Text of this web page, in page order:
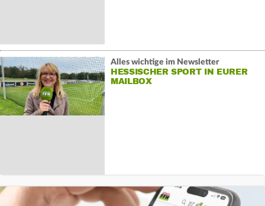
Alles wichtige im Newsletter
HESSISCHER SPORT IN EURER
MAILBOX